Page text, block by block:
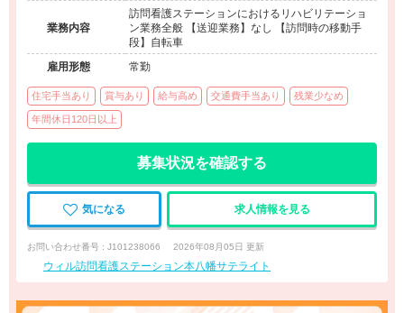
業務内容
訪問看護ステーションにおけるリハビリテーショ
ン業務全般 【送迎業務】なし 【訪問時の移動手
段】自転車
雇用形態
常勤
住宅手当あり 賞与あり 給与高め 交通費手当あり 残業少なめ
年間休日120日以上
募集状況を確認する
気になる 求人情報を見る
お問い合わせ番号 : J101238066 2026年08月05日 更新
ウィル訪問看護ステーション本八幡サテライト